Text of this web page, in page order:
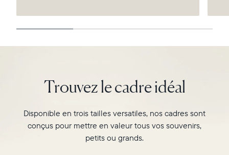
Continuer
Trouvez le cadre idéal
Disponible en trois tailles versatiles, nos cadres sont
conçus pour mettre en valeur tous vos souvenirs,
petits ou grands.